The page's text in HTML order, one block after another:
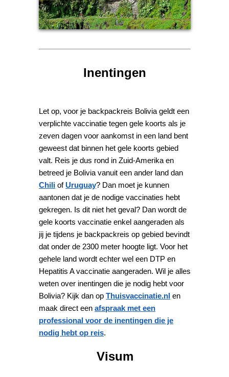
Inentingen
Let op, voor je backpackreis Bolivia geldt een
verplichte vaccinatie tegen gele koorts als je
zeven dagen voor aankomst in een land bent
geweest dat binnen het gele koorts gebied
valt. Reis je dus rond in Zuid-Amerika en
betreed je Bolivia vanuit een ander land dan
Chili of Uruguay? Dan moet je kunnen
aantonen dat je de nodige vaccinaties hebt
gekregen. Is dit niet het geval? Dan wordt de
gele koorts vaccinatie enkel aangeraden als
jij je tijdens je backpackreis op gebied bevindt
dat onder de 2300 meter hoogte ligt. Voor het
gehele land wordt echter wel een DTP en
Hepatitis A vaccinatie aangeraden. Wil je alles
weten over inentingen die je nodig hebt voor
Bolivia? Kijk dan opThuisvaccinatie.nl en
maak direct eenafspraak met een
professional voor de inentingen die je
nodig hebt op reis.
Visum